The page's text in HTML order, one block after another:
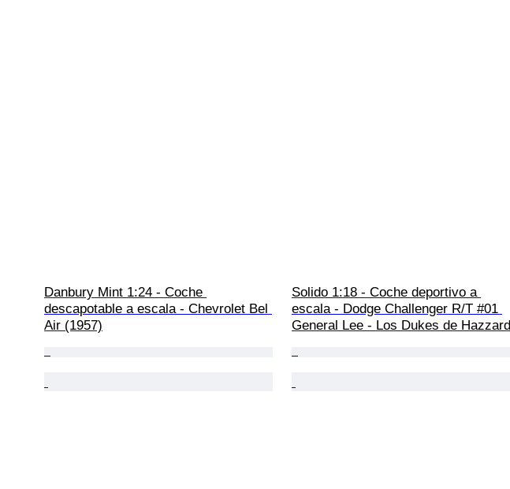
Danbury Mint 1:24 - Coche
descapotable a escala - Chevrolet Bel
Air (1957)
Solido 1:18 - Coche deportivo a
escala - Dodge Challenger R/T #01
General Lee - Los Dukes de Hazzard